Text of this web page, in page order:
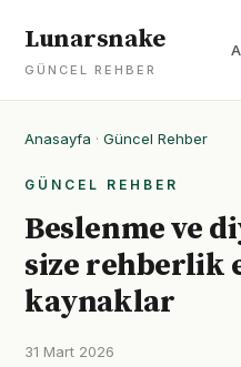
Lunarsnake
GÜNCEL REHBER
Anasayfa · Güncel Rehber
GÜNCEL REHBER
Beslenme ve
size rehberlik
kaynaklar
31 Mart 2026